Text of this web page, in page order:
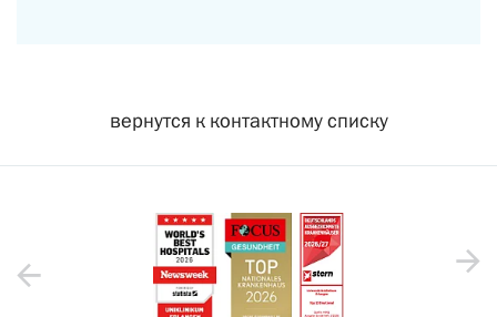
вернутся к контактному списку